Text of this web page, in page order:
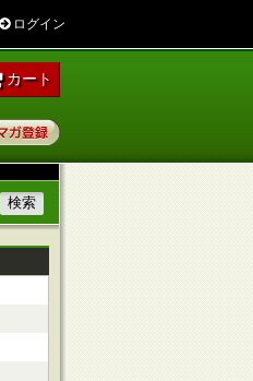
ログイン
カート